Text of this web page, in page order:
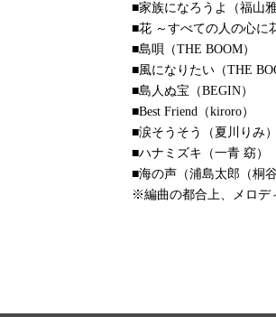
■家族になろうよ（福山雅
■花 ～すべての人の心に
■島唄（THE BOOM）
■風になりたい（THE
■島人ぬ宝（BEGIN）
■Best Friend（kiroro）
■涙そうそう（夏川りみ）
■ハナミズキ（一青 窈）
■海の声（浦島太郎（桐谷
※編曲の都合上、メロデ